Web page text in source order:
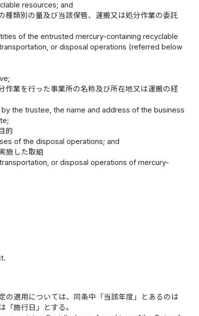
resources; and
類別の量及び当該保管、運搬又は処分作業の委託
of the entrusted mercury-containing recyclable
or disposal operations (referred below
作業を行った事業所の名称及び所在地又は運搬の経
the trustee, the name and address of the business
的
of the disposal operations; and
施した取組
or disposal operations of mercury-
の適用については、同条中「当該年度」とあるのは
「施行日」とする。